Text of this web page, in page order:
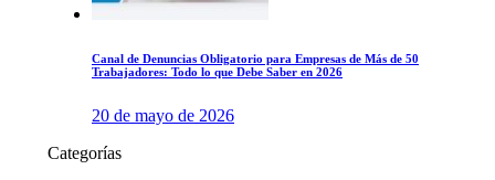
Canal de Denuncias Obligatorio para Empresas de Más de 50
Trabajadores: Todo lo que Debe Saber en 2026
20 de mayo de 2026
Categorías